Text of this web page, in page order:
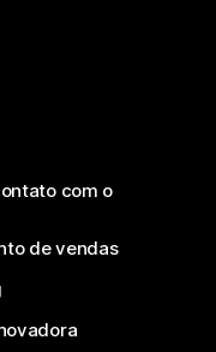
com o
de vendas